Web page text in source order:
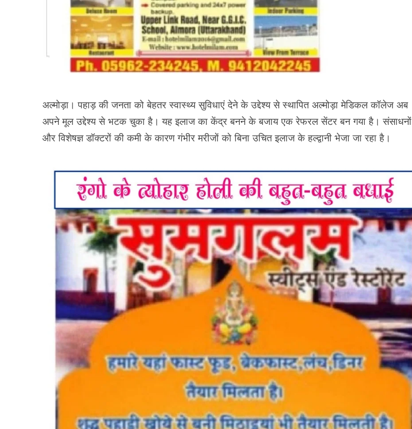
अल्मोड़ा। पहाड़ की जनता को बेहतर स्वास्थ्य सुविधाएं देने के उद्देश्य से स्थापित अल्मोड़ा मेडिकल कॉलेज अब
अपने मूल उद्देश्य से भटक चुका है। यह इलाज का केंद्र बनने के बजाय एक रेफरल सेंटर बन गया है। संसाधनों
और विशेषज्ञ डॉक्टरों की कमी के कारण गंभीर मरीजों को बिना उचित इलाज के हल्द्वानी भेजा जा रहा है।